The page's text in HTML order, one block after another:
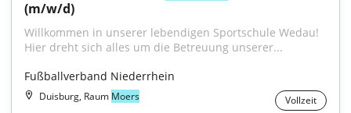
(m/w/d)
Willkommen in unserer lebendigen Sportschule Wedau!
Hier dreht sich alles um die Betreuung unserer...
Fußballverband Niederrhein
Duisburg, Raum Moers Vollzeit